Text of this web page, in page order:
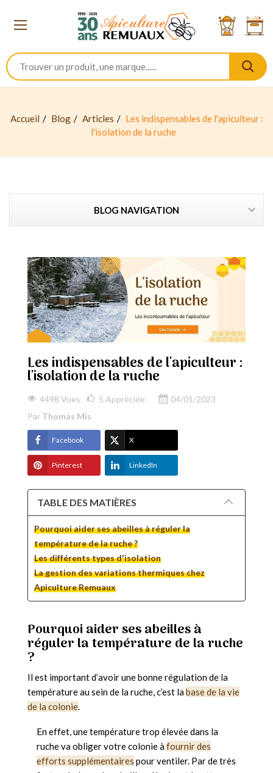
Accueil Blog Articles
Les indispensables de l'apiculteur :
l'isolation de la ruche
BLOG NAVIGATION
Les indispensables de l'apiculteur :
l'isolation de la ruche
4498 Vues 5 Appréciée
04/01/2023
Par Thomas Mis
Facebook X
Pinterest LinkedIn
TABLE DES MATIÈRES
Pourquoi aider ses abeilles à réguler la
température de la ruche ?
Les différents types d'isolation
La gestion des variations thermiques chez
Apiculture Remuaux
Pourquoi aider ses abeilles à
réguler la température de la ruche
?
Il est important d’avoir une bonne régulation de la
température au sein de la ruche, c’est labase de la vie
de la colonie
En effet, une température trop élevée dans la
ruche va obliger votre colonie àfournir des
efforts supplémentaires pour ventiler. Par de très